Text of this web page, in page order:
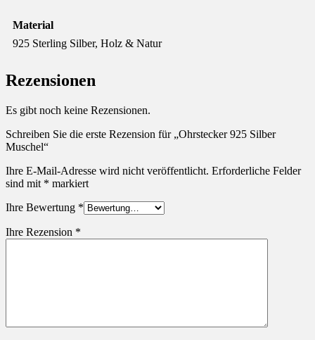
Material
925 Sterling Silber, Holz & Natur
Rezensionen
Es gibt noch keine Rezensionen.
Schreiben Sie die erste Rezension für „Ohrstecker 925 Silber
Muschel“
Ihre E-Mail-Adresse wird nicht veröffentlicht. Erforderliche Felder
sind mit * markiert
Ihre Bewertung *
Ihre Rezension *